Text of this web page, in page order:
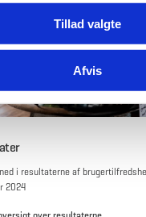
Tillad valgte
Afvis
i resultaterne af
2024